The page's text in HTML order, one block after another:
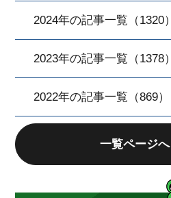
2024年の記事一覧（1320）
2023年の記事一覧（1378）
2022年の記事一覧（869）
一覧ページへ